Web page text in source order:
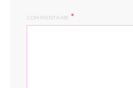
COMMENTAIRE